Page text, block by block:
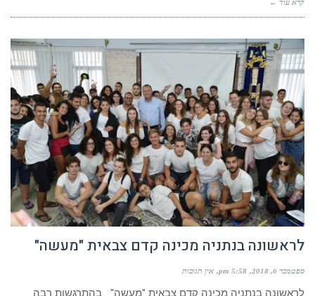
לראשונה בנתניה מכינה קדם צבאית "מעשה"
ספטמבר 6, 2018 5:58 pm אין תגובות
לראשונה בנתניה מכינה קדם צבאית "מעשה" בהתרגשות רבה
ובטכס